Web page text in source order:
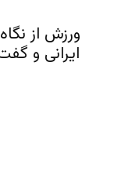
ورزش از